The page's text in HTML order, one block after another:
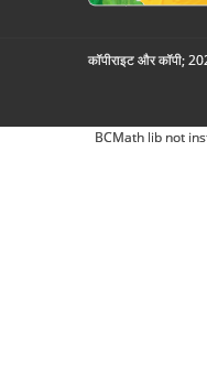
कॉपीराइट और कॉपी;
BCMath lib not